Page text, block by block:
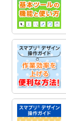
2022/11/25
2022/11/4
2022/10/26
2022/10/26
2022/10/20